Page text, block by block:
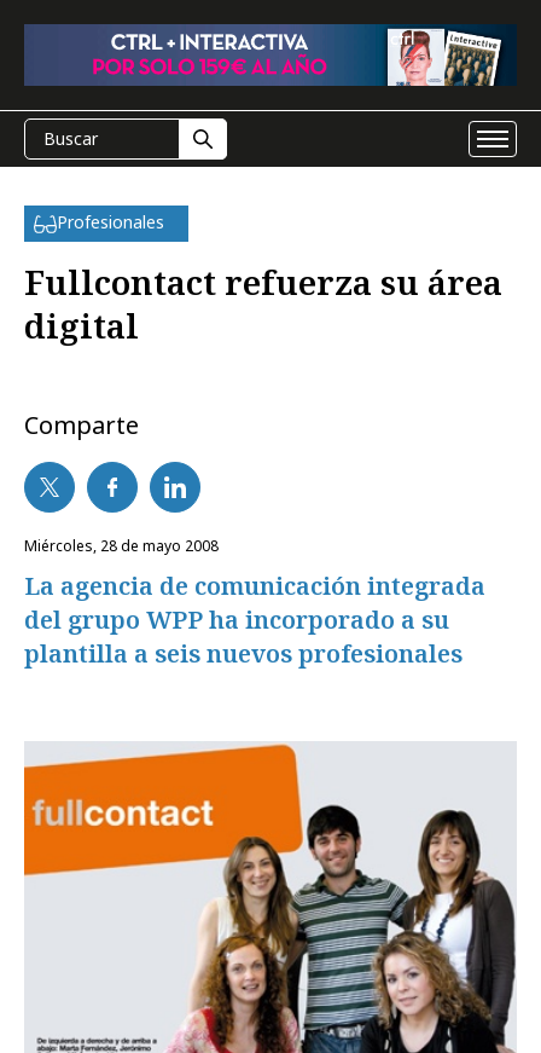
Profesionales
Fullcontact refuerza su área
digital
Comparte
miércoles, 28 de mayo 2008
La agencia de comunicación integrada
del grupo WPP ha incorporado a su
plantilla a seis nuevos profesionales